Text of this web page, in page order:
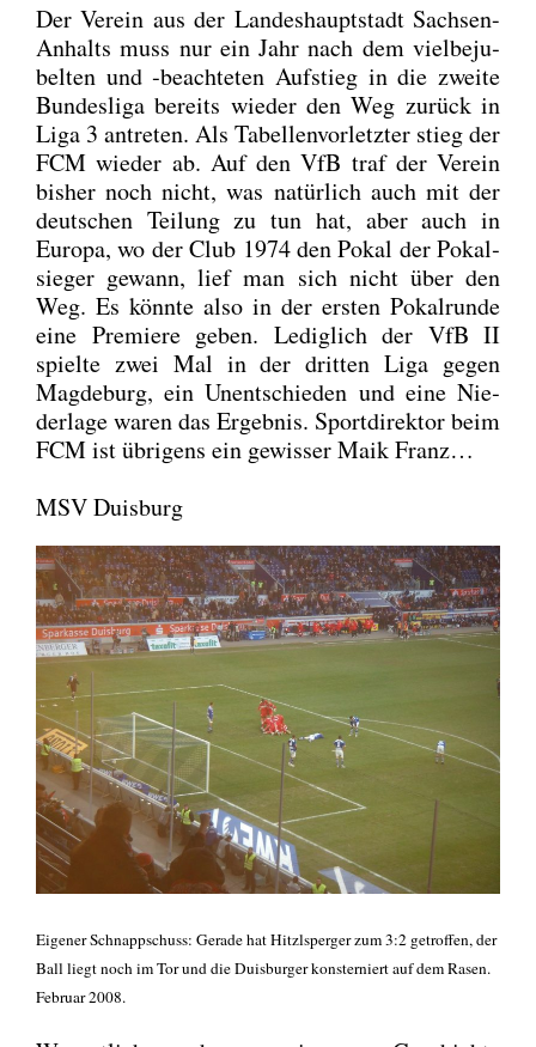
Der Ver­ein aus der Lan­des­haupt­stadt Sach­sen-
Anhalts muss nur ein Jahr nach dem viel­be­ju­
bel­ten und ‑beach­te­ten Auf­stieg in die zwei­te
Bun­des­li­ga bereits wie­der den Weg zurück in
Liga 3 antre­ten. Als Tabel­len­vor­letz­ter stieg der
FCM wie­der ab. Auf den VfB traf der Ver­ein
bis­her noch nicht, was natür­lich auch mit der
deut­schen Tei­lung zu tun hat, aber auch in
Euro­pa, wo der Club 1974 den Pokal der Pokal­
sie­ger gewann, lief man sich nicht über den
Weg. Es könn­te also in der ers­ten Pokal­run­de
eine Pre­mie­re geben. Ledig­lich der VfB II
spiel­te zwei Mal in der drit­ten Liga gegen
Mag­de­burg, ein Unent­schie­den und eine Nie­
der­la­ge waren das Ergeb­nis. Sport­di­rek­tor beim
FCM ist übri­gens ein gewis­ser Maik Franz…
MSV Duisburg
Eige­ner Schnapp­schuss: Gera­de hat Hitzl­sper­ger zum 3:2 getrof­fen, der
Ball liegt noch im Tor und die Duis­bur­ger kon­ster­niert auf dem Rasen.
Febru­ar 2008.